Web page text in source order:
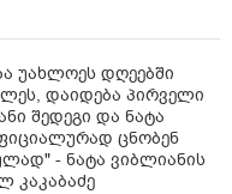
უახლოეს დღეებში
დაიდება პირველი
შედეგი და ნატა
ცნობენ
- ნატა ვიბლიანის
კაკაბაძე